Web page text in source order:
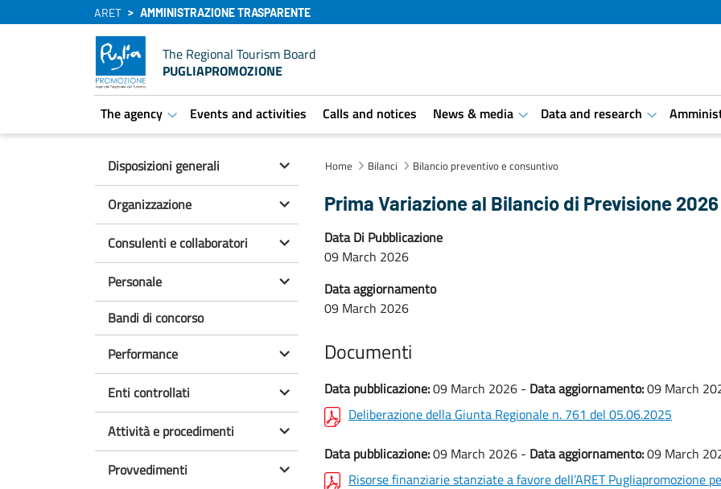
ARET AMMINISTRAZIONE TRASPARENTE
The Regional Tourism Board
PUGLIAPROMOZIONE
The agency
aret.open.submenu
Events and activities Calls and notices News & media
aret.open.submenu
Data and research
Disposizioni generali
Organizzazione
Consulenti e collaboratori
Personale
Bandi di concorso
Performance
Enti controllati
Attività e procedimenti
Provvedimenti
Home Bilanci Bilancio preventivo e consuntivo
Prima Variazione al Bilancio di Previsione
Data Di Pubblicazione
09 March 2026
Data aggiornamento
09 March 2026
Documenti
Data pubblicazione:09 March 2026 - Data aggiornamento:09 March
Deliberazione della Giunta Regionale n. 761 del 05.06.2025
Data pubblicazione:09 March 2026 - Data aggiornamento:09 March
Risorse finanziarie stanziate a favore dell’ARET Pugliapromozione